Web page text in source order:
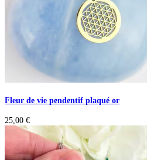
Fleur de vie pendentif plaqué or
25,00 €